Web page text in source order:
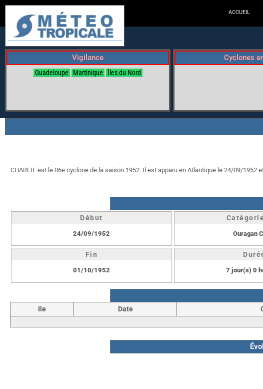
ACCUEIL
Vigilance
Guadeloupe Martinique Îles du Nord
Cyclones
CHARLIE est le 06e cyclone de la saison 1952. Il est apparu en Atlantique le 24/09/
Début
24/09/1952 Ouragan
Fin
01/10/1952 7 jour(s) 0
Ile Date